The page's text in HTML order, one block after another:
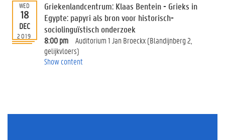
e
n
t
I
WED
18
DEC
2019
Griekenlandcentrum: Klaas Bentein - Grieks in
Egypte: papyri als bron voor historisch-
sociolinguïstisch onderzoek
8:00 pm
Auditorium 1 Jan Broeckx (Blandijnberg 2,
gelijkvloers)
Show content